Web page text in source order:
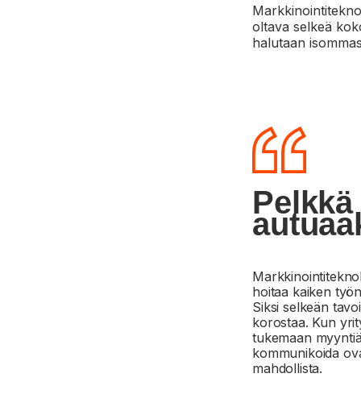
oltava selkeä
halutaan
hoitaa kaiken
Siksi selkeän
korostaa. Kun
tukemaan
kommunikoida
mahdollista.